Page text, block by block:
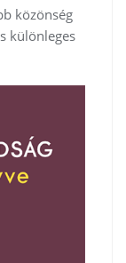
közönség
különleges